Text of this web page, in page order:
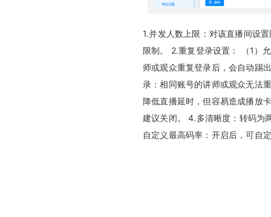
1.并发人数上限：对该直播间设
限制。 2.重复登录设置： （1）
师或观众重复登录后，会自动踢
录：相同账号的讲师或观众无法
降低直播延时，但容易造成播放
建议关闭。 4.多清晰度：转码为
自定义最高码率：开启后，可自